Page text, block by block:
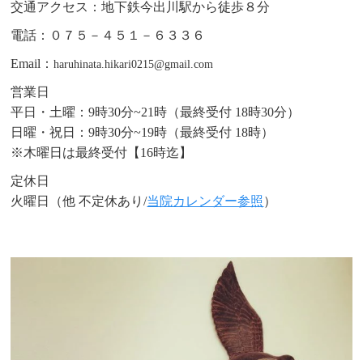
交通アクセス：地下鉄今出川駅から徒歩８分
電話：０７５－４５１－６３３６
Email：haruhinata.hikari0215@gmail.com
営業日
平日・土曜：9時30分~21時（最終受付 18時30分）
日曜・祝日：9時30分~19時（最終受付 18時）
※木曜日は最終受付【16時迄】
定休日
火曜日（他 不定休あり/当院カレンダー参照）